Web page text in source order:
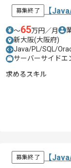
募集終了 【
〜65万円／月
新大阪(大阪府)
Java/PL/SQL/
サーバーサイドエ
求めるスキル
募集終了 【